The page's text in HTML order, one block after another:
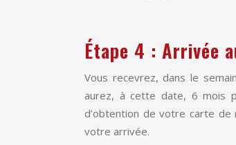
Étape 4 : Arrivée
Vous recevrez, dans le
aurez, à cette date, 6 mois
d’obtention de votre carte
votre arrivée.